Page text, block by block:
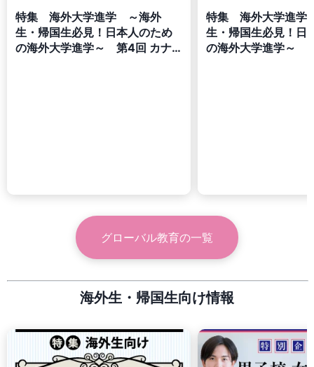
特集 海外大学進学 ～海外
生・帰国生必見！日本人のため
の海外大学進学～ 第4回 カナ
特集 海外大学進学
生・帰国生必見！日
の海外大学進学～
グローバル教育の一覧
海外生・帰国生向け情報